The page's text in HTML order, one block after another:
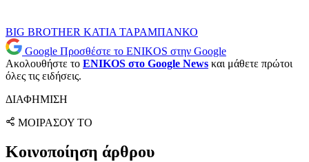
BIG BROTHER ΚΑΤΙΑ ΤΑΡΑΜΠΑΝΚΟ
Google Προσθέστε το ENIKOS στην Google
Ακολουθήστε το ENIKOS στο Google News και μάθετε πρώτοι
όλες τις ειδήσεις.
ΔΙΑΦΗΜΙΣΗ
ΜΟΙΡΑΣΟΥ ΤΟ
Κοινοποίηση άρθρου